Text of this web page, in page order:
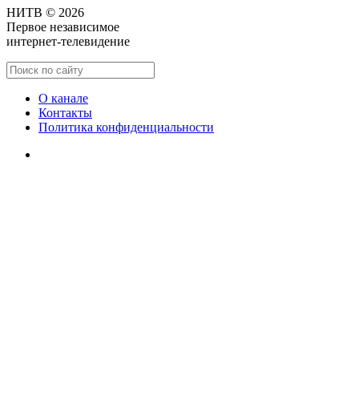
НИТВ © 2026
Первое независимое
интернет-телевидение
О канале
Контакты
Политика конфиденциальности